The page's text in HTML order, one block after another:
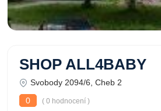
SHOP ALL4BABY
Svobody 2094/6, Cheb 2
0
( 0 hodnocení )